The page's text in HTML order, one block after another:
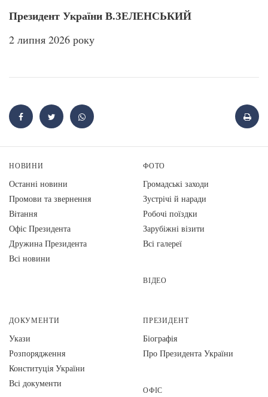
Президент України В.ЗЕЛЕНСЬКИЙ
2 липня 2026 року
НОВИНИ
Останні новини
Промови та звернення
Вiтання
Офіс Президента
Дружина Президента
Всі новини
ФОТО
Громадські заходи
Зустрічі й наради
Робочі поїздки
Зарубіжні візити
Всі галереї
ВІДЕО
ДОКУМЕНТИ
Укази
Розпорядження
Конституція України
Всі документи
ПРЕЗИДЕНТ
Біографія
Про Президента України
ОФІС